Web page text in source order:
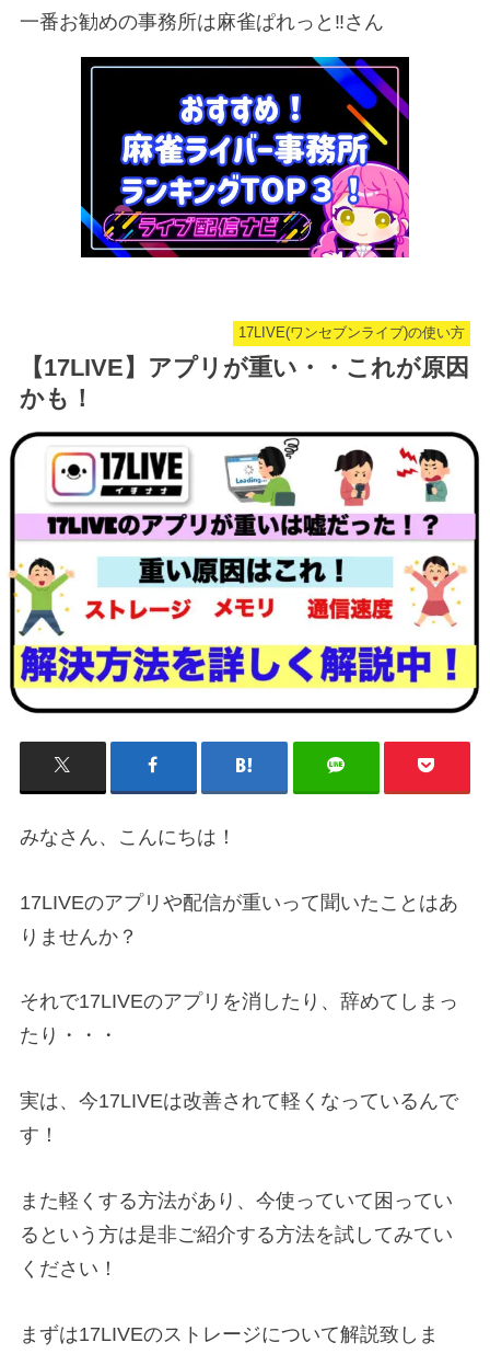
一番お勧めの事務所は麻雀ぱれっと‼︎さん
17LIVE(ワンセブンライブ)の使い方
【17LIVE】アプリが重い・・これが原因
かも！
みなさん、こんにちは！
17LIVEのアプリや配信が重いって聞いたことはあ
りませんか？
それで17LIVEのアプリを消したり、辞めてしまっ
たり・・・
実は、今17LIVEは改善されて軽くなっているんで
す！
また軽くする方法があり、今使っていて困ってい
るという方は是非ご紹介する方法を試してみてい
ください！
まずは17LIVEのストレージについて解説致しま